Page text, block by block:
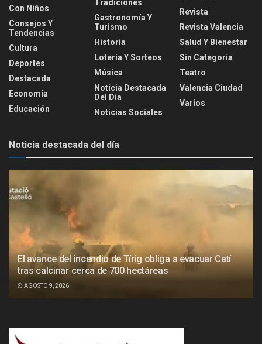
Con Niños
Consejos Y
Tendencias
Cultura
Deportes
Destacada
Economía
Educación
Tradiciones
Gastronomía Y
Turismo
Historia
Lotería Y Sorteos
Música
Noticia Destacada
Del Día
Noticias Sociales
Revista
Revista Valencia
Salud Y Bienestar
Sin Categoría
Teatro
Valencia Ciudad
Varios
Noticia destacada del día
El avance del incendio de Tírig obliga a evacuar Catí
tras calcinar cerca de 700 hectáreas
AGOSTO 9, 2026